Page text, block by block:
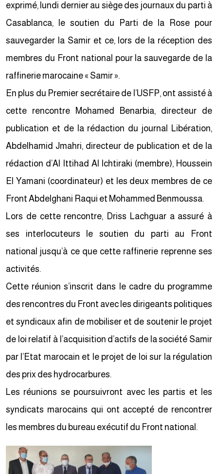
exprimé, lundi dernier au siège des journaux du parti à
Casablanca, le soutien du Parti de la Rose pour
sauvegarder la Samir et ce, lors de la réception des
membres du Front national pour la sauvegarde de la
raffinerie marocaine « Samir ».
En plus du Premier secrétaire de l’USFP, ont assisté à
cette rencontre Mohamed Benarbia, directeur de
publication et de la rédaction du journal Libération,
Abdelhamid Jmahri, directeur de publication et de la
rédaction d’Al Ittihad Al Ichtiraki (membre), Houssein
El Yamani (coordinateur) et les deux membres de ce
Front Abdelghani Raqui et Mohammed Benmoussa.
Lors de cette rencontre, Driss Lachguar a assuré à
ses interlocuteurs le soutien du parti au Front
national jusqu’à ce que cette raffinerie reprenne ses
activités.
Cette réunion s’inscrit dans le cadre du programme
des rencontres du Front avec les dirigeants politiques
et syndicaux afin de mobiliser et de soutenir le projet
de loi relatif à l’acquisition d’actifs de la société Samir
par l’Etat marocain et le projet de loi sur la régulation
des prix des hydrocarbures.
Les réunions se poursuivront avec les partis et les
syndicats marocains qui ont accepté de rencontrer
les membres du bureau exécutif du Front national.